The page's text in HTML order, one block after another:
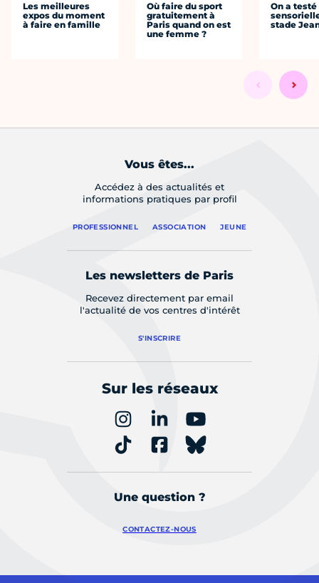
Les meilleures
expos du moment
à faire en famille
Où faire du sport
gratuitement à
Paris quand on est
une femme ?
On a
stade
Vous êtes...
Accédez à des actualités et
informations pratiques par profil
PROFESSIONNEL ASSOCIATION JEUNE
Les newsletters de Paris
Recevez directement par email
l'actualité de vos centres d'intérêt
S'INSCRIRE
Sur les réseaux
Une question ?
CONTACTEZ-NOUS